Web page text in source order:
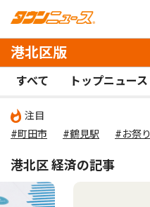
港北区版
すべて トップニュース
注目
#町田市
#鶴見駅 #お祭り
港北区 経済の記事